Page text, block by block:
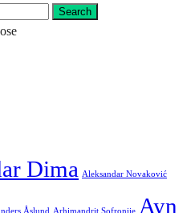
Search
Dima Aleksandar Novaković
Åslund Arhimandrit Sofronije Ayn